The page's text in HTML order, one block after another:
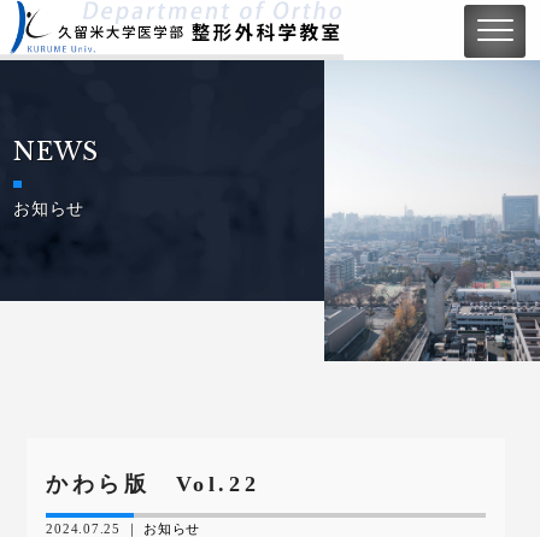
NEWS
お知らせ
かわら版 Vol.22
2024.07.25 ｜ お知らせ